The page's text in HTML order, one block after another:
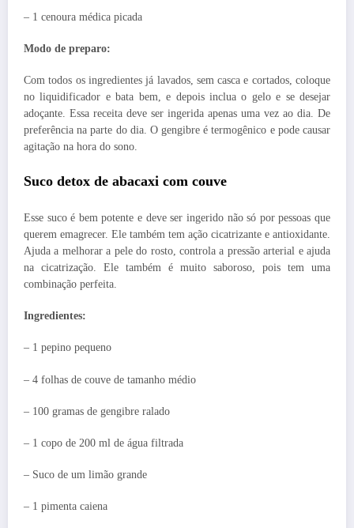
– 1 cenoura médica picada
Modo de preparo:
Com todos os ingredientes já lavados, sem casca e cortados, coloque
no liquidificador e bata bem, e depois inclua o gelo e se desejar
adoçante. Essa receita deve ser ingerida apenas uma vez ao dia. De
preferência na parte do dia. O gengibre é termogênico e pode causar
agitação na hora do sono.
Suco detox de abacaxi com couve
Esse suco é bem potente e deve ser ingerido não só por pessoas que
querem emagrecer. Ele também tem ação cicatrizante e antioxidante.
Ajuda a melhorar a pele do rosto, controla a pressão arterial e ajuda
na cicatrização. Ele também é muito saboroso, pois tem uma
combinação perfeita.
Ingredientes:
– 1 pepino pequeno
– 4 folhas de couve de tamanho médio
– 100 gramas de gengibre ralado
– 1 copo de 200 ml de água filtrada
– Suco de um limão grande
– 1 pimenta caiena